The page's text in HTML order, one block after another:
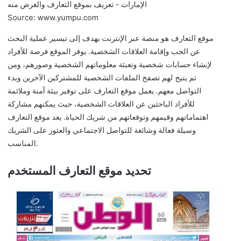
Source: www.yumpu.com
موقع التعارف هو منصة عبر الإنترنت يهدف إلى تيسير عملية البحث
عن الحب وإقامة العلاقات الشخصية. يوفر الموقع فرصة للأفراد
لإنشاء حسابات شخصية وتعبئة معلوماتهم الشخصية وصورهم، ومن
ثم يتيح لهم تصفح الملفات الشخصية للمشتركين الآخرين وبدء
التواصل معهم. يعمل موقع التعارف على توفير بيئة آمنة وملائمة
للأفراد الباحثين عن العلاقات الشخصية، حيث يمكنهم مشاركة
اهتماماتهم وقيمهم وتوقعاتهم من شريك الحياة. يعد موقع التعارف
وسيلة فعالة وشائعة للتواصل الاجتماعي والعثور على الشريك
المناسب.
تحديد موقع التعارف المستخدم